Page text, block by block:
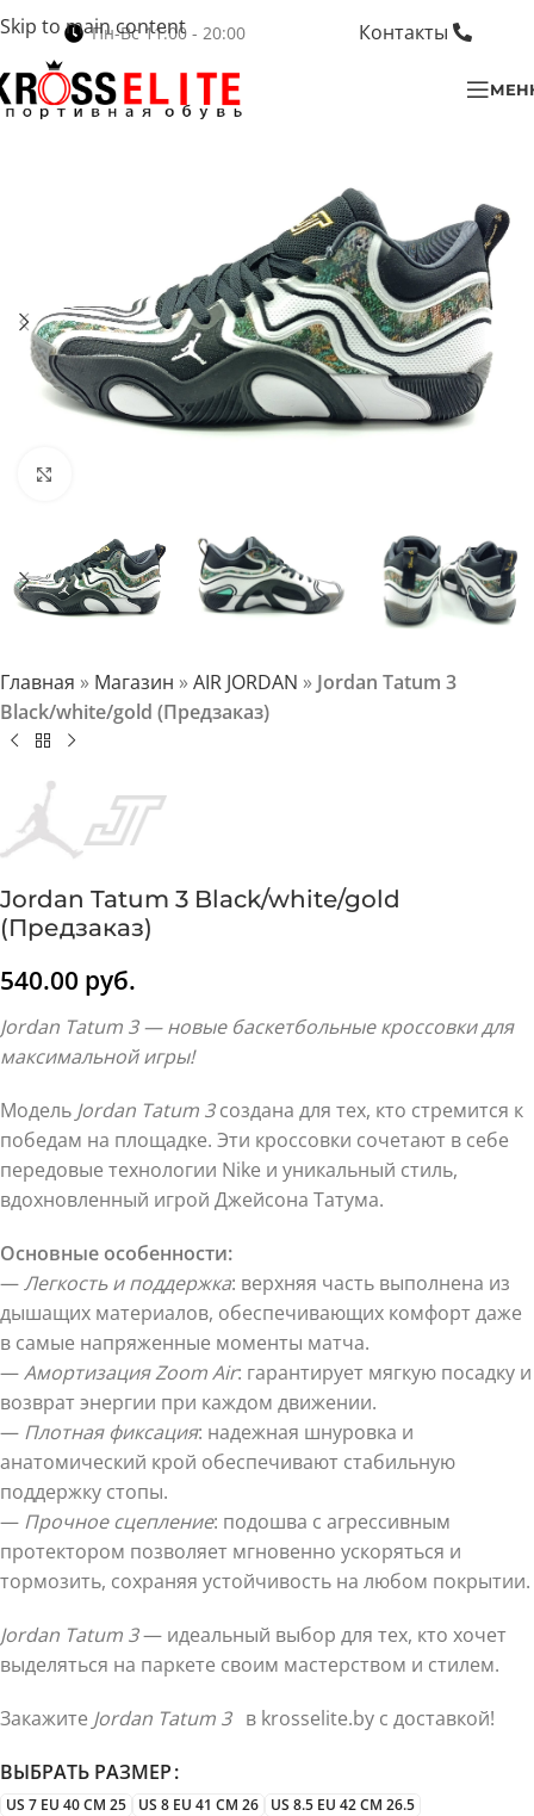
Skip to main content
Пн-Вс 11:00 - 20:00 Контакты
Главная » Магазин »AIR JORDAN » Jordan Tatum 3
Black/white/gold (Предзаказ)
Jordan Tatum 3 Black/white/gold
(Предзаказ)
540.00 руб.
Jordan Tatum 3 — новые баскетбольные кроссовки для
максимальной игры!
Модель Jordan Tatum 3создана для тех, кто стремится к
победам на площадке. Эти кроссовки сочетают в себе
передовые технологии Nike и уникальный стиль,
вдохновленный игрой Джейсона Татума.
Основные особенности:
—Легкость и поддержка: верхняя часть выполнена из
дышащих материалов, обеспечивающих комфорт даже
в самые напряженные моменты матча.
—Амортизация Zoom Air: гарантирует мягкую посадку и
возврат энергии при каждом движении.
— Плотная фиксация: надежная шнуровка и
анатомический крой обеспечивают стабильную
поддержку стопы.
— Прочное сцепление: подошва с агрессивным
протектором позволяет мгновенно ускоряться и
тормозить, сохраняя устойчивость на любом покрытии.
Jordan Tatum 3— идеальный выбор для тех, кто хочет
выделяться на паркете своим мастерством и стилем.
Закажите Jordan Tatum 3в krosselite.by с доставкой!
ВЫБРАТЬ РАЗМЕР
US 7 EU 40 CM 25 US 8 EU 41 CM 26
US 8.5 EU 42 CM 26.5